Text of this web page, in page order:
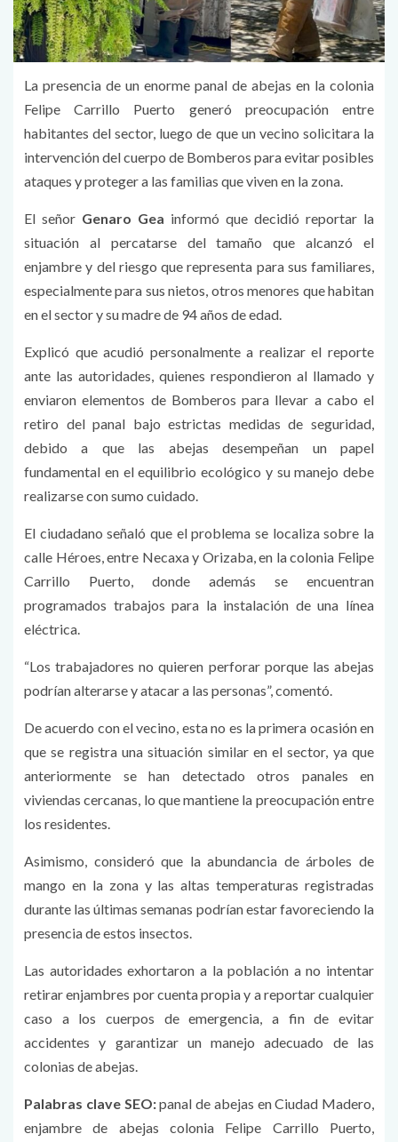
La presencia de un enorme panal de abejas en la colonia
Felipe Carrillo Puerto generó preocupación entre
habitantes del sector, luego de que un vecino solicitara la
intervención del cuerpo de Bomberos para evitar posibles
ataques y proteger a las familias que viven en la zona.
El señor Genaro Gea informó que decidió reportar la
situación al percatarse del tamaño que alcanzó el
enjambre y del riesgo que representa para sus familiares,
especialmente para sus nietos, otros menores que habitan
en el sector y su madre de 94 años de edad.
Explicó que acudió personalmente a realizar el reporte
ante las autoridades, quienes respondieron al llamado y
enviaron elementos de Bomberos para llevar a cabo el
retiro del panal bajo estrictas medidas de seguridad,
debido a que las abejas desempeñan un papel
fundamental en el equilibrio ecológico y su manejo debe
realizarse con sumo cuidado.
El ciudadano señaló que el problema se localiza sobre la
calle Héroes, entre Necaxa y Orizaba, en la colonia Felipe
Carrillo Puerto, donde además se encuentran
programados trabajos para la instalación de una línea
eléctrica.
“Los trabajadores no quieren perforar porque las abejas
podrían alterarse y atacar a las personas”, comentó.
De acuerdo con el vecino, esta no es la primera ocasión en
que se registra una situación similar en el sector, ya que
anteriormente se han detectado otros panales en
viviendas cercanas, lo que mantiene la preocupación entre
los residentes.
Asimismo, consideró que la abundancia de árboles de
mango en la zona y las altas temperaturas registradas
durante las últimas semanas podrían estar favoreciendo la
presencia de estos insectos.
Las autoridades exhortaron a la población a no intentar
retirar enjambres por cuenta propia y a reportar cualquier
caso a los cuerpos de emergencia, a fin de evitar
accidentes y garantizar un manejo adecuado de las
colonias de abejas.
Palabras clave SEO:panal de abejas en Ciudad Madero,
enjambre de abejas colonia Felipe Carrillo Puerto,